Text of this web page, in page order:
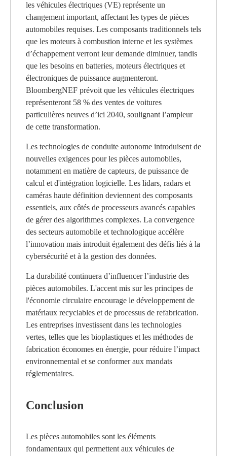
les véhicules électriques (VE) représente un
changement important, affectant les types de pièces
automobiles requises. Les composants traditionnels tels
que les moteurs à combustion interne et les systèmes
d’échappement verront leur demande diminuer, tandis
que les besoins en batteries, moteurs électriques et
électroniques de puissance augmenteront.
BloombergNEF prévoit que les véhicules électriques
représenteront 58 % des ventes de voitures
particulières neuves d’ici 2040, soulignant l’ampleur
de cette transformation.
Les technologies de conduite autonome introduisent de
nouvelles exigences pour les pièces automobiles,
notamment en matière de capteurs, de puissance de
calcul et d'intégration logicielle. Les lidars, radars et
caméras haute définition deviennent des composants
essentiels, aux côtés de processeurs avancés capables
de gérer des algorithmes complexes. La convergence
des secteurs automobile et technologique accélère
l’innovation mais introduit également des défis liés à la
cybersécurité et à la gestion des données.
La durabilité continuera d’influencer l’industrie des
pièces automobiles. L'accent mis sur les principes de
l'économie circulaire encourage le développement de
matériaux recyclables et de processus de refabrication.
Les entreprises investissent dans les technologies
vertes, telles que les bioplastiques et les méthodes de
fabrication économes en énergie, pour réduire l’impact
environnemental et se conformer aux mandats
réglementaires.
Conclusion
Les pièces automobiles sont les éléments
fondamentaux qui permettent aux véhicules de